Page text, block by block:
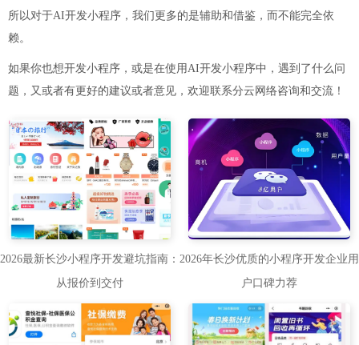
所以对于AI开发小程序，我们更多的是辅助和借鉴，而不能完全依
赖。
如果你也想开发小程序，或是在使用AI开发小程序中，遇到了什么问
题，又或者有更好的建议或者意见，欢迎联系分云网络咨询和交流！
2026最新长沙小程序开发避坑指南：
从报价到交付
2026年长沙优质的小程序开发企业用
户口碑力荐